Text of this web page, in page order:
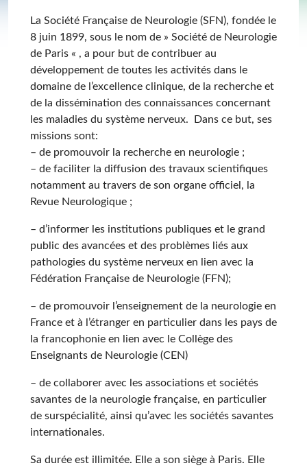
La Société Française de Neurologie (SFN), fondée le
8 juin 1899, sous le nom de » Société de Neurologie
de Paris « , a pour but de contribuer au
développement de toutes les activités dans le
domaine de l’excellence clinique, de la recherche et
de la dissémination des connaissances concernant
les maladies du système nerveux. Dans ce but, ses
missions sont:
– de promouvoir la recherche en neurologie ;
– de faciliter la diffusion des travaux scientifiques
notamment au travers de son organe officiel, la
Revue Neurologique ;
– d’informer les institutions publiques et le grand
public des avancées et des problèmes liés aux
pathologies du système nerveux en lien avec la
Fédération Française de Neurologie (FFN);
– de promouvoir l’enseignement de la neurologie en
France et à l’étranger en particulier dans les pays de
la francophonie en lien avec le Collège des
Enseignants de Neurologie (CEN)
– de collaborer avec les associations et sociétés
savantes de la neurologie française, en particulier
de surspécialité, ainsi qu’avec les sociétés savantes
internationales.
Sa durée est illimitée. Elle a son siège à Paris. Elle